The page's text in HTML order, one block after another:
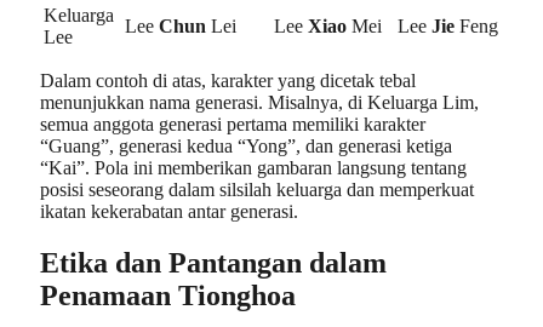
Keluarga
Lee
Lee Chun Lei Lee Xiao Mei Lee Jie Feng
Dalam contoh di atas, karakter yang dicetak tebal
menunjukkan nama generasi. Misalnya, di Keluarga Lim,
semua anggota generasi pertama memiliki karakter
“Guang”, generasi kedua “Yong”, dan generasi ketiga
“Kai”. Pola ini memberikan gambaran langsung tentang
posisi seseorang dalam silsilah keluarga dan memperkuat
ikatan kekerabatan antar generasi.
Etika dan Pantangan dalam
Penamaan Tionghoa